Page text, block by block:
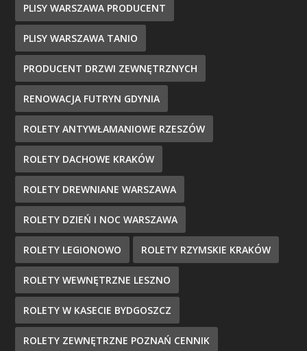
PLISY WARSZAWA PRODUCENT
PLISY WARSZAWA TANIO
PRODUCENT DRZWI ZEWNĘTRZNYCH
RENOWACJA FUTRYN GDYNIA
ROLETY ANTYWŁAMANIOWE RZESZÓW
ROLETY DACHOWE KRAKÓW
ROLETY DREWNIANE WARSZAWA
ROLETY DZIEŃ I NOC WARSZAWA
ROLETY LEGIONOWO ROLETY RZYMSKIE KRAKÓW
ROLETY WEWNĘTRZNE LESZNO
ROLETY W KASECIE BYDGOSZCZ
ROLETY ZEWNĘTRZNE POZNAŃ CENNIK